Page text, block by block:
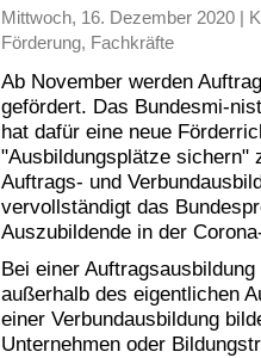
Mittwoch, 16. Dezember 2020 |
Förderung, Fachkräfte
Ab November werden
gefördert. Das Bundesmi-
hat dafür eine neue
"Ausbildungsplätze sichern"
Auftrags- und
vervollständigt das
Auszubildende in der
Bei einer
außerhalb des eigentlichen
einer Verbundausbildung
Unternehmen oder